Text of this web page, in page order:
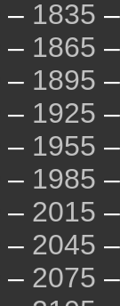
– 1835 –
– 1865 –
– 1895 –
– 1925 –
– 1955 –
– 1985 –
– 2015 –
– 2045 –
– 2075 –